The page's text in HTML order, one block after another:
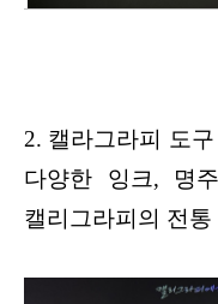
2. 캘라그라피 도
다양한 잉크, 명
캘리그라피의 전